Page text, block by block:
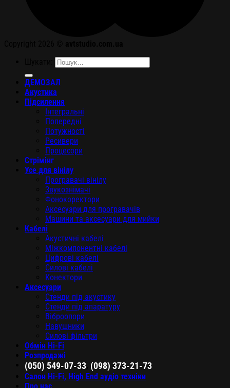
ДЕМОЗАЛ
Акустика
Підсилення
Інтегральні
Попередні
Потужності
Ресивери
Процесори
Стрімінг
Усе для вінілу
Програвачі вінілу
Звукознімачі
Фонокоректори
Аксесуари для програвачів
Машини та аксесуари для мийки
Кабелі
Акустичні кабелі
Міжкомпонентні кабелі
Цифрові кабелі
Силові кабелі
Конектори
Аксесуари
Стенди під акустику
Стенди під апаратуру
Віброопори
Навушники
Силові фільтри
Обмін Hi-Fi
Розпродажі
(050) 549-07-33 (098) 373-21-73
Салон Hi-Fi, High End аудіо техніки
Про нас